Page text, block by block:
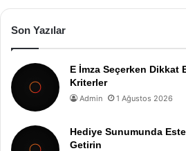
Son Yazılar
E İmza Seçerken Dikkat
Kriterler
Admin 1 Ağustos 2026
Hediye Sunumunda
Getirin